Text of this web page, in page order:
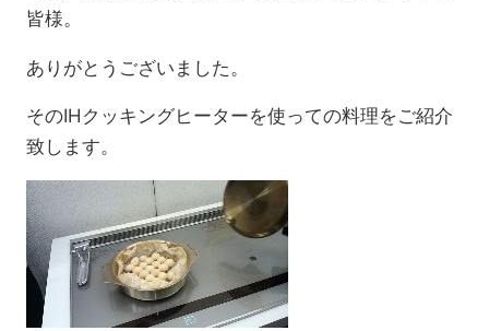
皆様。
ありがとうございました。
そのIHクッキングヒーターを使っての料理をご紹介
致します。